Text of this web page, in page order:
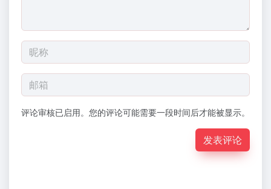
评论审核已启用。您的评论可能需要一段时间后才能被显示。
发表评论